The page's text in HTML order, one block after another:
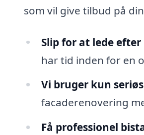
som vil give tilbud på
Slip for at lede
har tid inden for en
Vi bruger kun
facaderenovering
Få professionel